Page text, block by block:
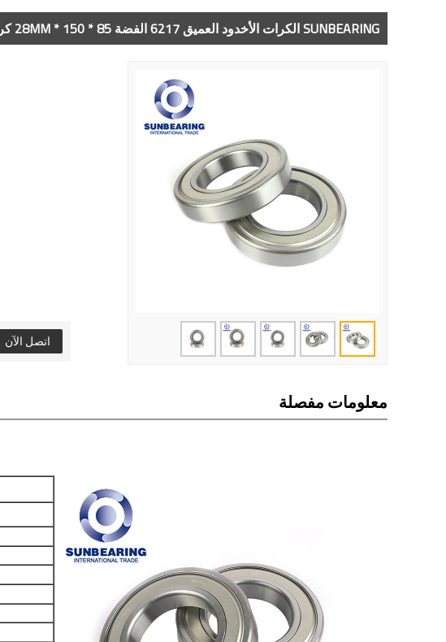
SUNBEARING الكرات الأخدود العميق 6217 الفضة 85 * 150 * 28MM كروم الصلب GCR15
اتصل الآن
معلومات مفصلة